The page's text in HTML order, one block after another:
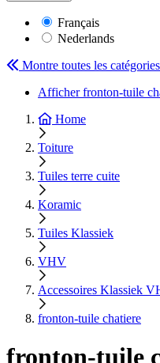
Français
Nederlands
Montre toutes les catégories
Afficher fronton-tuile
Home
Toiture
Tuiles terre cuite
Koramic
Tuiles Klassiek
VHV
Accessoires Klassiek
fronton-tuile chatiere
fronton-tuile